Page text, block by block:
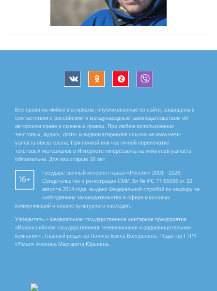
Все права на любые материалы, опубликованные на сайте, защищены в
соответствии с российским и международным законодательством об
авторском праве и смежных правах. При любом использовании
текстовых, аудио-, фото- и видеоматериалов ссылка на www.vesti-
yamal.ru обязательна. При полной или частичной перепечатке
текстовых материалов в Интернете гиперссылка на www.vesti-yamal.ru
обязательна. Для лиц старше 16 лет.
16+
Государственный интернет-канал «Россия» 2001 - 2026.
Свидетельство о регистрации СМИ Эл № ФС 77-59166 от 22
августа 2014 года, выдано Федеральной службой по надзору за
соблюдением законодательства в сфере массовых
коммуникаций и охране культурного наследия.
Учредитель – Федеральное государственное унитарное предприятие
«Всероссийская государственная телевизионная и радиовещательная
компания». Главный редактор Панина Елена Валерьевна. Редактор ГТРК
«Ямал» Анохина Маргарита Юрьевна.